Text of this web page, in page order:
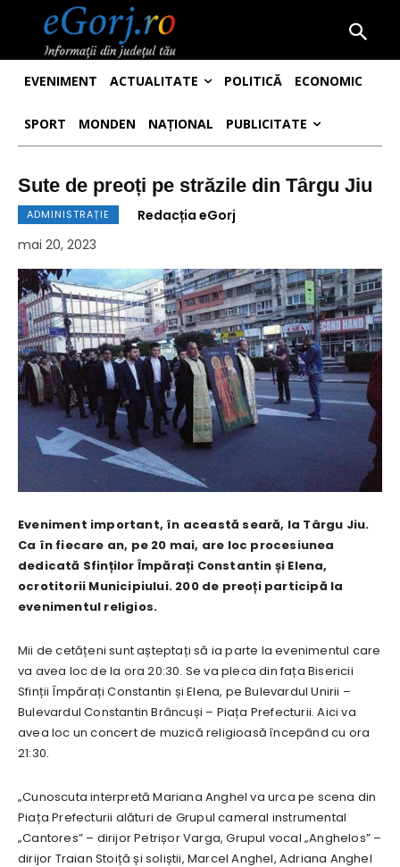
EVENIMENT ACTUALITATE POLITICĂ ECONOMIC
SPORT MONDEN NAȚIONAL PUBLICITATE
Sute de preoți pe străzile din Târgu Jiu
ADMINISTRAȚIE
Redacția eGorj
mai 20, 2023
Eveniment important, în această seară, la Târgu Jiu.
Ca în fiecare an, pe 20 mai, are loc procesiunea
dedicată Sfinților Împărați Constantin și Elena,
ocrotitorii Municipiului. 200 de preoți participă la
evenimentul religios.
Mii de cetățeni sunt așteptați să ia parte la evenimentul care
va avea loc de la ora 20:30. Se va pleca din fața Bisericii
Sfinții Împărați Constantin și Elena, pe Bulevardul Unirii –
Bulevardul Constantin Brâncuși – Piața Prefecturii. Aici va
avea loc un concert de muzică religioasă începând cu ora
21:30.
„Cunoscuta interpretă Mariana Anghel va urca pe scena din
Piața Prefecturii alături de Grupul cameral instrumental
„Cantores” – dirijor Petrișor Varga, Grupul vocal „Anghelos” –
dirijor Traian Stoiță și soliștii, Marcel Anghel, Adriana Anghel